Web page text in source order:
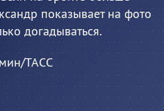
показывает на фото
догадываться.
ТАСС